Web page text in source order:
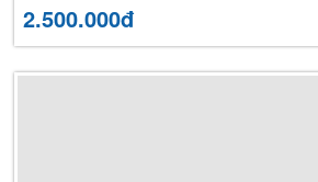
2.500.000đ